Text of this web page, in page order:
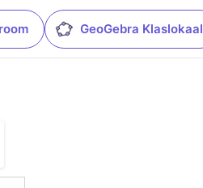
GeoGebra Klaslokaal